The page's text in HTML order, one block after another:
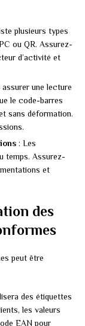
plusieurs types
ou QR. Assurez-
d’activité et
assurer une lecture
le code-barres
sans déformation.
: Les
temps. Assurez-
et
des
peut être
des étiquettes
les valeurs
EAN pour